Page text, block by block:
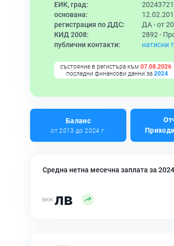
ЕИК, град:
основана:
регистрация по ДДС:
ДА - от
КИД 2008:
2892 -
публични контакти:
натисни
състояние в регистъра към 07.08.2026
последни финансови данни за 2024
Баланс
от 2013 до 2024 г.
Средна нетна месечна заплата за
лв